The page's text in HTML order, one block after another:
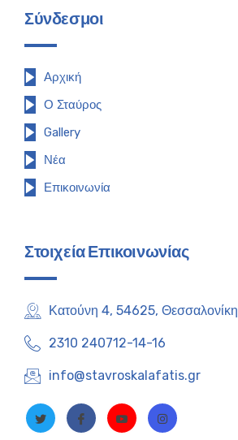
Σύνδεσμοι
Αρχική
Ο Σταύρος
Gallery
Νέα
Επικοινωνία
Στοιχεία Επικοινωνίας
Κατούνη 4, 54625, Θεσσαλονίκη
2310 240712-14-16
info@stavroskalafatis.gr